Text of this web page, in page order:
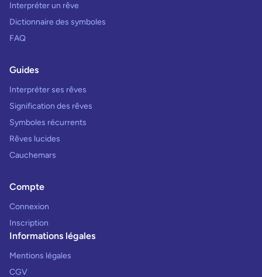
Interpréter un rêve
Dictionnaire des symboles
FAQ
Guides
Interpréter ses rêves
Signification des rêves
Symboles récurrents
Rêves lucides
Cauchemars
Compte
Connexion
Inscription
Informations légales
Mentions légales
CGV